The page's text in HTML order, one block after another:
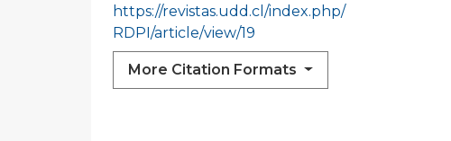
https://revistas.udd.cl/index.php/
RDPI/article/view/19
More Citation Formats